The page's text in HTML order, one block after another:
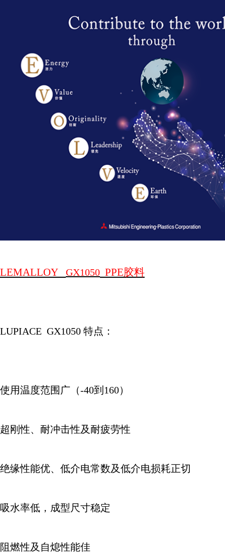
LEMALLOY GX1050 PPE胶料
LUPIACE GX1050 特点：
使用温度范围广（-40到 160）
超刚性、耐冲击性及耐疲劳性
绝缘性能优、低介电常数及低介电损耗正切
吸水率低，成型尺寸稳定
阻燃性及自熄性能佳